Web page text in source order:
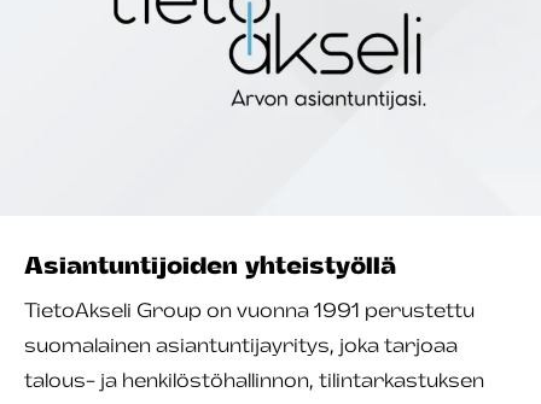
Asiantuntijoiden yhteistyöllä
TietoAkseli Group on vuonna 1991 perustettu
suomalainen asiantuntijayritys, joka tarjoaa
talous- ja henkilöstöhallinnon, tilintarkastuksen